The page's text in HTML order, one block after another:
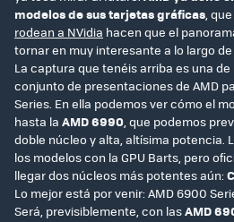
modelos de sus tarjetas gráficas ,
rodean a NVidia hacen que el
tornar en muy interesante a lo largo
La captura que tenéis arriba es una
conjunto de presentaciones de AMD
Series. En ella podemos ver cómo el
hasta la AMD 6990 , que podemos
doble núcleo y alta, altísima potencia.
los modelos con la GPU Barts, pero
llegar dos núcleos más potentes aún:
Lo mejor está por venir: AMD 6900
Será, previsiblemente, con lasAMD